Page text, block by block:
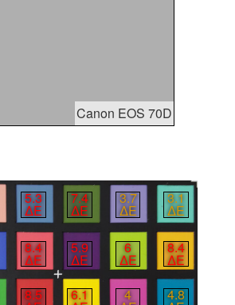
Canon EOS 70D
5.3
∆E
7.4
∆E
3.7
∆E
3.1
∆E
8.4
∆E
5.9
∆E
6
∆E
8.4
∆E
8.5 6.1 4 4.8